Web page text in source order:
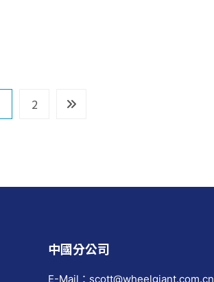
2
中國分公司
E-Mail：scott@wheelgiant.com.cn